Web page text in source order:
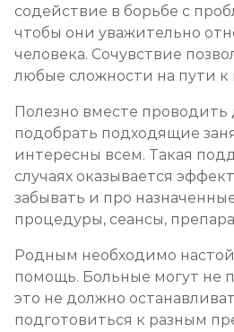
содействие в борьбе с
чтобы они уважительно
человека. Сочувствие
любые сложности на пути
Полезно вместе проводить
подобрать подходящие
интересны всем. Такая
случаях оказывается
забывать и про
процедуры, сеансы,
Родным необходимо
помощь. Больные могут не
это не должно
подготовиться к разным